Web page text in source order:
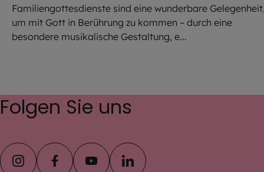
Familiengottesdienste sind eine wunderbare
um mit Gott in Berührung zu kommen – durch eine
besondere musikalische Gestaltung, e...
Folgen Sie uns
instagramfacebookyoutubelinkedin